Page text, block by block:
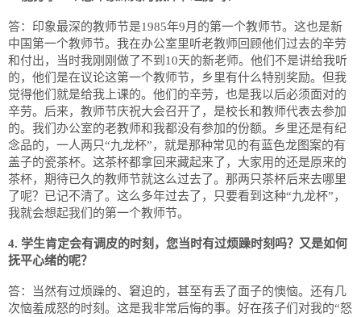
答：印象最深的教师节是1985年9月的第一个教师节。这也是新
中国第一个教师节。我在办公室里听老教师回顾他们过去的辛劳
和付出，当时我刚刚做了不到10天的新老师。他们不是讲给我听
的，他们是在议论这第一个教师节，乡里有什么特别奖励。但我
觉得他们就是给我上课的。他们的辛劳，也是我以后必须面对的
辛劳。后来，教师节庆祝大会召开了，是校长和教师代表去参加
的。我们办公室的老教师和我都没有参加的份额。乡里还是有纪
念品的，一人两只“九龙杯”，就是那种常见的有蓝色龙图案的有
盖子的瓷茶杯。这茶杯都拿回来藏起来了，大家用的还是原来的
茶杯，期待已久的教师节就这么过去了。那两只茶杯后来去哪里
了呢？已记不清了。这么多年过去了，只要看到这种“九龙杯”，
我就会想起我们的第一个教师节。
4. 学生肯定会有调皮的时刻，您当时有过烦躁时刻吗？又是如何
抚平心绪的呢？
答：当然有过烦躁的、窘迫的，甚至有丢了面子的懊恼。还有几
次恼羞成怒的时刻。这是我非常后悔的事。好在孩子们对我的“怒